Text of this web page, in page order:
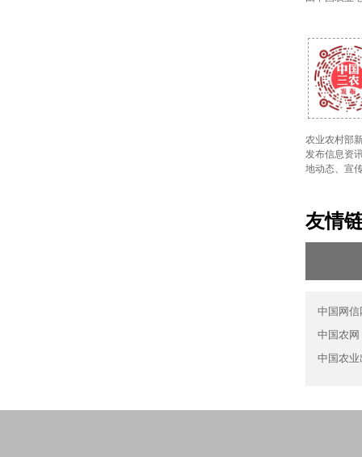
农业农村部
发布信息资
地动态、宣
友情
中国网信
中国农网
中国农业